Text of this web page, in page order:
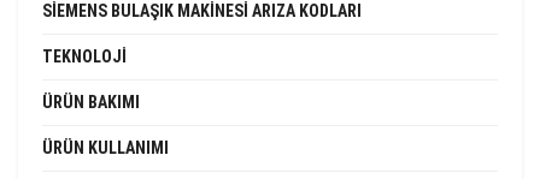
SIEMENS BULAŞIK MAKINESI ARIZA KODLARI
TEKNOLOJI
ÜRÜN BAKIMI
ÜRÜN KULLANIMI